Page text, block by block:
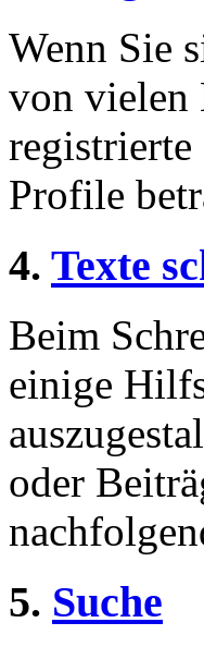
Wenn Sie
von vielen
Profile
4. Texte
Beim
einige
oder
5. Suche